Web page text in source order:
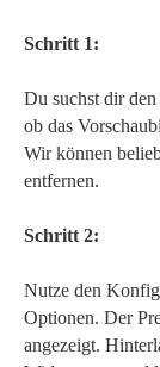
Schritt 1:
Du suchst dir
ob das
Wir können
entfernen.
Schritt 2:
Nutze den
Optionen. Der
angezeigt.